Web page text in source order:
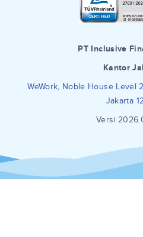
PT Inclusive
Kantor
WeWork, Noble House Level
Jakarta
Versi